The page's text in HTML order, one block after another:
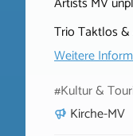
Trio Taktlos &
Weitere
#Kultur &
Kirche-MV